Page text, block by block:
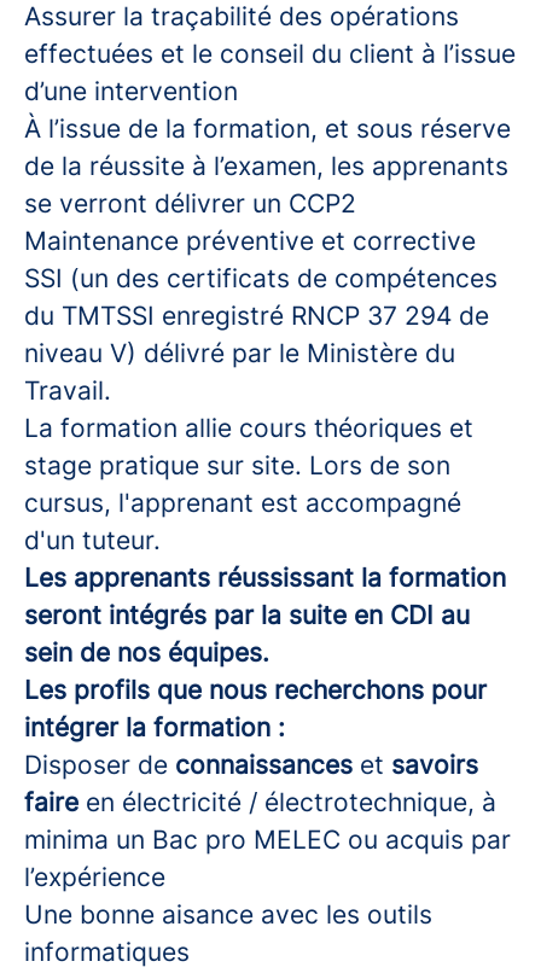
Assurer la traçabilité des opérations
effectuées et le conseil du client à l’issue
d’une intervention
À l’issue de la formation, et sous réserve
de la réussite à l’examen, les apprenants
se verront délivrer un CCP2
Maintenance préventive et corrective
SSI (un des certificats de compétences
du TMTSSI enregistré RNCP 37 294 de
niveau V) délivré par le Ministère du
Travail.
La formation allie cours théoriques et
stage pratique sur site. Lors de son
cursus, l'apprenant est accompagné
d'un tuteur.
Les apprenants réussissant la formation
seront intégrés par la suite en CDI au
sein de nos équipes.
Les profils que nous recherchons pour
intégrer la formation :
Disposer de connaissances et savoirs
faire en électricité / électrotechnique, à
minima un Bac pro MELEC ou acquis par
l’expérience
Une bonne aisance avec les outils
informatiques